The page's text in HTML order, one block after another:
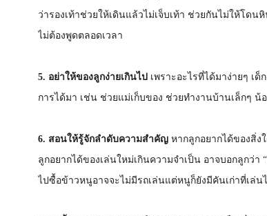
ว่ารองเท้าช่วยให้เดินแล้วไม่เจ็บเท้า ช่วยกันไม่ให้โ
ไม่ต้องพูดตลอดเวลา
5. อย่าให้ของลูกง่ายเกินไป เพราะอะไรที่ได้มาง่ายๆ เ
การได้มา เช่น ช่วยแม่เก็บของ ช่วยทำงานบ้านเล็กๆ น้
6. สอนให้รู้จักลำดับความสำคัญ หากลูกอยากได้ของสิ่ง
ลูกอยากได้ของเล่นใหม่เกินความจำเป็น อาจบอกลูกว่า
ไปซื้อข้าวหนูอาจจะไม่มีรถเล่นแต่หนูก็ยังมีคันเก่าที่เล่น